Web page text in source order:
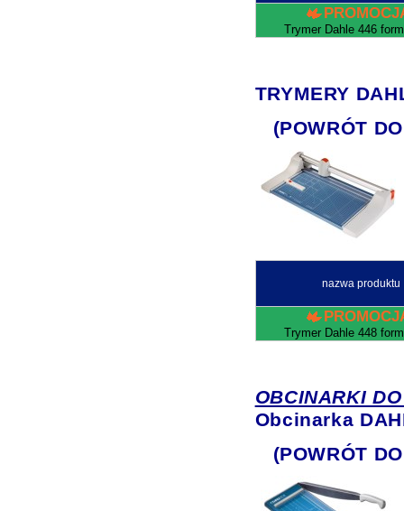
Trymer Dahle 446
TRYMERY
(POWRÓT
nazwa produktu
Trymer Dahle 448
OBCINARKI
Obcinarka
(POWRÓT